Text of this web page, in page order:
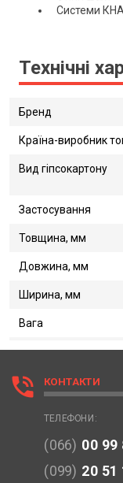
Системи
Технічні
Бренд
Країна-виробник
Вид гіпсокартону
Застосування
Товщина, мм
Довжина, мм
Ширина, мм
Вага
phone_in_talk КОНТАКТИ
ТЕЛЕФОНИ:
(066) 00 99
(099) 20 51